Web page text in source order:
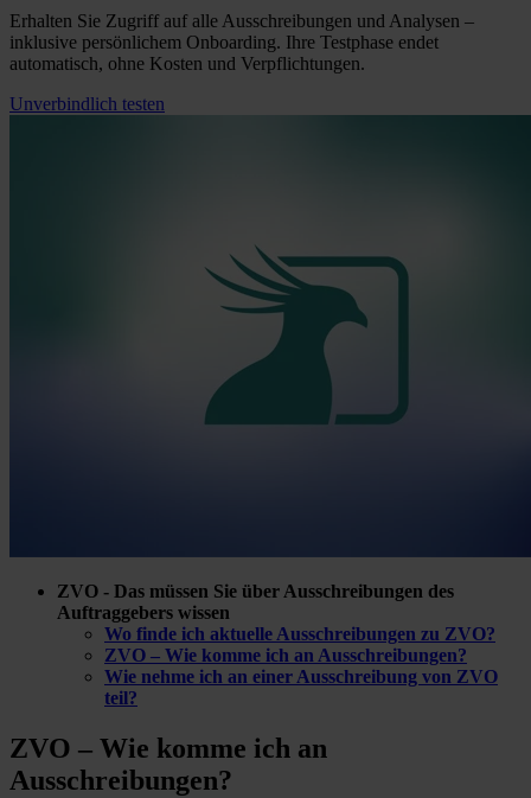
Erhalten Sie Zugriff auf alle Ausschreibungen und Analysen –
inklusive persönlichem Onboarding. Ihre Testphase endet
automatisch, ohne Kosten und Verpflichtungen.
Unverbindlich testen
ZVO - Das müssen Sie über Ausschreibungen des
Auftraggebers wissen
Wo finde ich aktuelle Ausschreibungen zu ZVO?
ZVO – Wie komme ich an Ausschreibungen?
Wie nehme ich an einer Ausschreibung von ZVO
teil?
ZVO – Wie komme ich an
Ausschreibungen?